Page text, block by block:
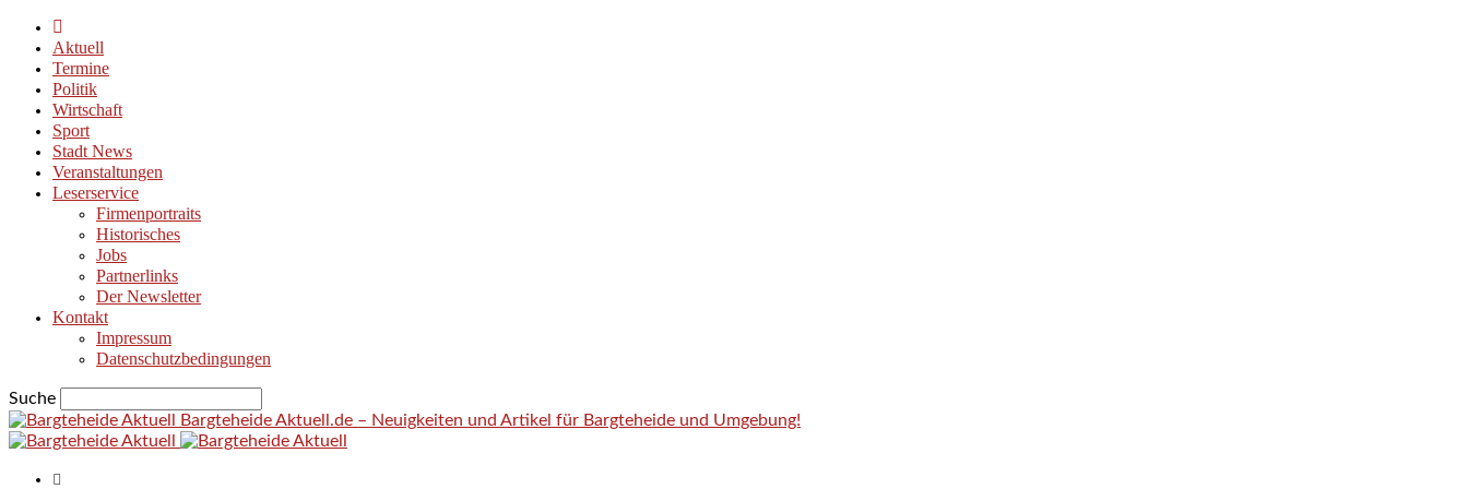
Aktuell
Termine
Politik
Wirtschaft
Sport
Stadt News
Veranstaltungen
Leserservice
Firmenportraits
Historisches
Jobs
Partnerlinks
Der Newsletter
Kontakt
Impressum
Datenschutzbedingungen
Suche
Bargteheide Aktuell.de – Neuigkeiten und Artikel für Bargteheide und Umgebung!